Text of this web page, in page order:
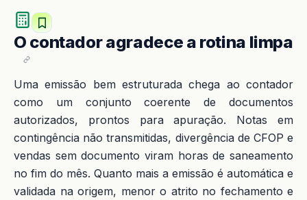
O contador agradece a rotina limpa
Uma emissão bem estruturada chega ao contador
como um conjunto coerente de documentos
autorizados, prontos para apuração. Notas em
contingência não transmitidas, divergência de CFOP e
vendas sem documento viram horas de saneamento
no fim do mês. Quanto mais a emissão é automática e
validada na origem, menor o atrito no fechamento e